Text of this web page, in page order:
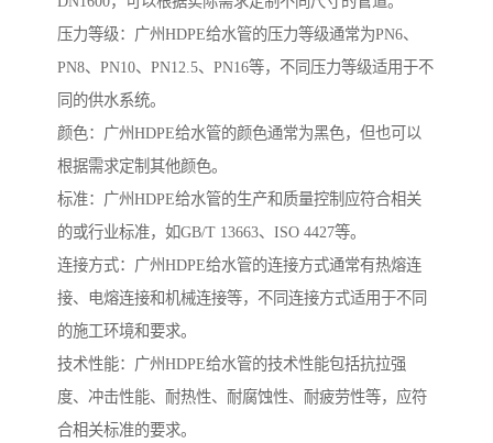
压力等级：广州HDPE给水管的压力等级通常为PN6、
PN8、PN10、PN12.5、PN16等，不同压力等级适用于不
同的供水系统。
颜色：广州HDPE给水管的颜色通常为黑色，但也可以
根据需求定制其他颜色。
标准：广州HDPE给水管的生产和质量控制应符合相关
的或行业标准，如GB/T 13663、ISO 4427等。
连接方式：广州HDPE给水管的连接方式通常有热熔连
接、电熔连接和机械连接等，不同连接方式适用于不同
的施工环境和要求。
技术性能：广州HDPE给水管的技术性能包括抗拉强
度、冲击性能、耐热性、耐腐蚀性、耐疲劳性等，应符
合相关标准的要求。